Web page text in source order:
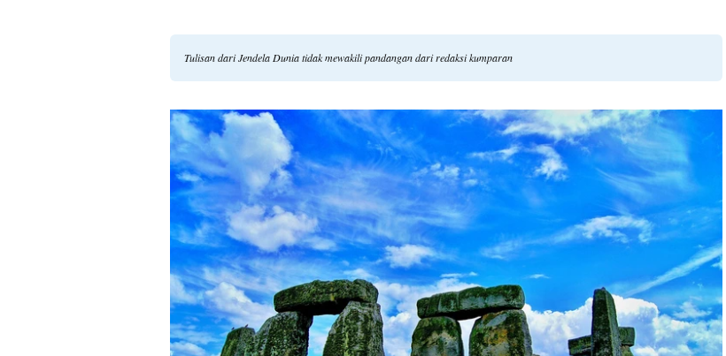
Tulisan dari Jendela Dunia tidak mewakili pandangan dari redaksi kumparan